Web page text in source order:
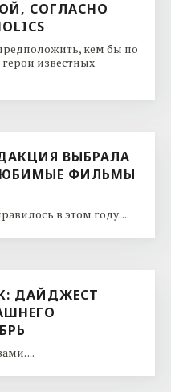
СОГЛАСНО
кем бы по
известных
ВЫБРАЛА
ФИЛЬМЫ
в этом году. ...
ДАЙДЖЕСТ
...